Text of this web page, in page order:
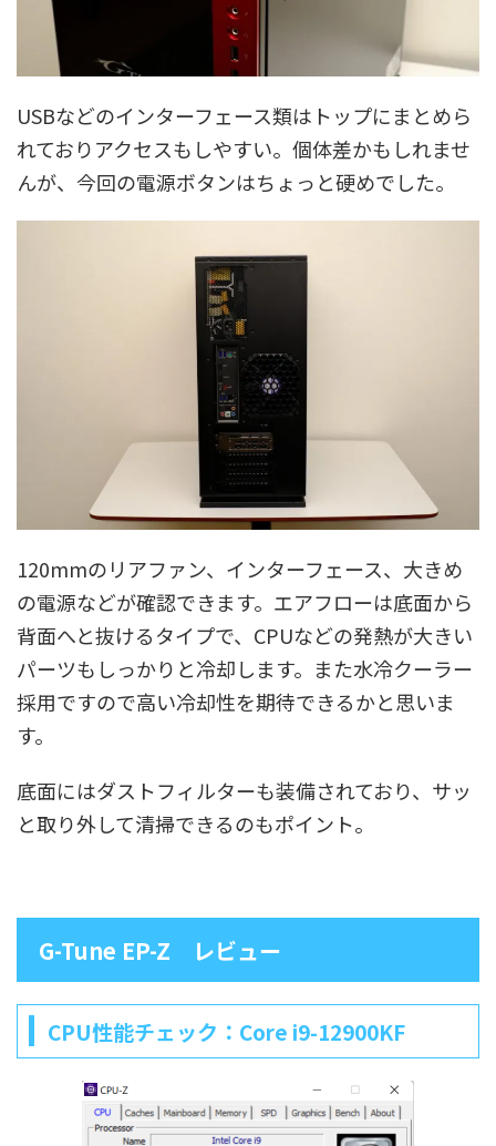
USBなどのインターフェース類はトップにまとめら
れておりアクセスもしやすい。個体差かもしれませ
んが、今回の電源ボタンはちょっと硬めでした。
120mmのリアファン、インターフェース、大きめ
の電源などが確認できます。エアフローは底面から
背面へと抜けるタイプで、CPUなどの発熱が大きい
パーツもしっかりと冷却します。また水冷クーラー
採用ですので高い冷却性を期待できるかと思いま
す。
底面にはダストフィルターも装備されており、サッ
と取り外して清掃できるのもポイント。
G-Tune EP-Z レビュー
CPU性能チェック：Core i9-12900KF